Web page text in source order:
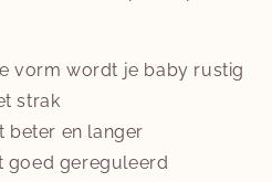
vorm wordt je baby rustig
strak
beter en langer
goed gereguleerd